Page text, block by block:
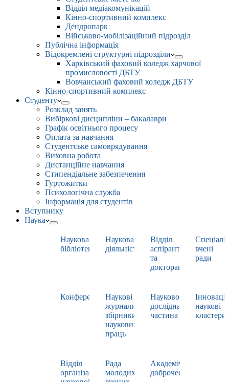
Відділ медіакомунікацій
Кінно-спортивний комплекс
Дендропарк
Військово-мобілізаційний підрозділ
Публічна інформація
Відокремлені структурні підрозділи
Харківський фаховий коледж харчової
промисловості ДБТУ
Вовчанський фаховий коледж ДБТУ
Кінно-спортивний комплекс
Студенту
Розклад занять
Вибіркові дисципліни – бакалаври
Графік освітнього процесу
Оплата за навчання
Студентське самоврядування
Виховна робота
Дистанційне навчання
Стипендіальне забезпечення
Гуртожитки
Психологічна служба
Інформація для студентів
Вступнику
Наука
Наукова
бібліотека
Наукова
діяльність
Відділ
аспірантури
та
докторантури
вчені
ради
Конференції
Наукові
журнали,
збірники
наукових
праць
Науково-
дослідна
частина
наукові
кластери
Відділ
організації
Рада
молодих
Академічна
доброчесність